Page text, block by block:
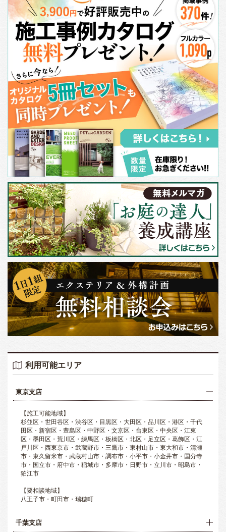
利用可能エリア
東京支店
【施工可能地域】
杉並区・世田谷区・渋谷区・目黒区・大田区・品川区・港区・千代
田区・新宿区・豊島区・中野区・文京区・台東区・中央区・江東
区・墨田区・荒川区・練馬区・板橋区・北区・足立区・葛飾区・江
戸川区・西東京市・武蔵野市・三鷹市・東村山市・東大和市・清瀬
市・東久留米市・武蔵村山市・調布市・小平市・小金井市・国分寺
市・国立市・府中市・稲城市・多摩市・日野市・立川市・昭島市・
狛江市
【要相談地域】
八王子市・町田市・瑞穂町
千葉支店